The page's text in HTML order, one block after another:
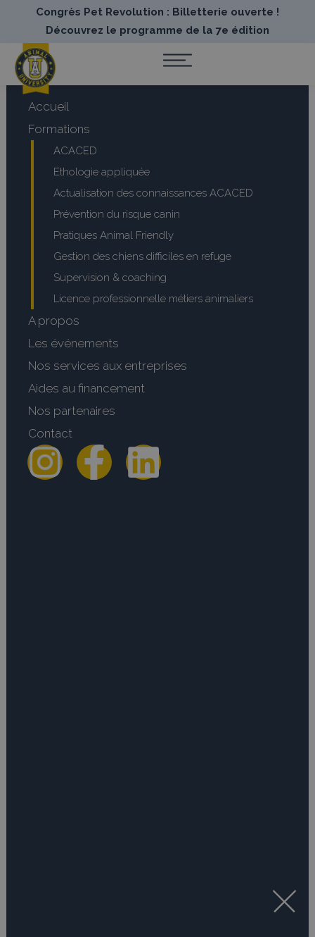
Congrès Pet Revolution : Billetterie ouverte !
Découvrez le programme de la 7e édition
Accueil
Formations
ACACED
Ethologie appliquée
Actualisation des connaissances ACACED
Prévention du risque canin
Pratiques Animal Friendly
Gestion des chiens difficiles en refuge
Supervision & coaching
Licence professionnelle métiers animaliers
A propos
Les événements
Nos services aux entreprises
Aides au financement
Nos partenaires
Contact